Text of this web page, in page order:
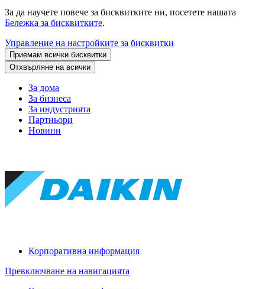
За да научете повече за бисквитките ни, посетете нашата
Бележка за бисквитките.
Управление на настройките за бисквитки
Приемам всички бисквитки
Отхвърляне на всички
За дома
За бизнеса
За индустрията
Партньори
Новини
Корпоративна информация
Превключване на навигацията